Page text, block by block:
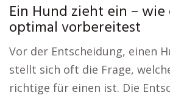
Ein Hund zieht ein –
optimal vorbereitest
Vor der Entscheidung, einen
stellt sich oft die Frage,
richtige für einen ist. Die